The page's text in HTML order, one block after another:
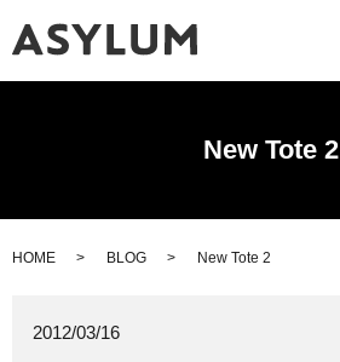
New Tote 2
HOME BLOG New Tote 2
2012/03/16